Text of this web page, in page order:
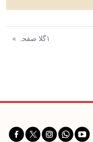
١گلا صفحہ »